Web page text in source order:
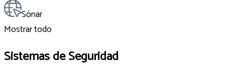
Sónar
Mostrar todo
Sistemas de Seguridad